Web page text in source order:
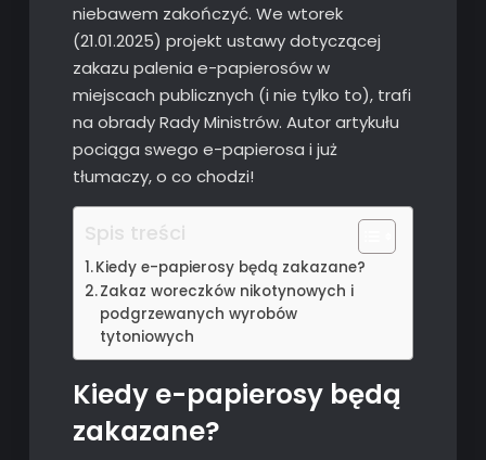
niebawem zakończyć. We wtorek
(21.01.2025) projekt ustawy dotyczącej
zakazu palenia e-papierosów w
miejscach publicznych (i nie tylko to), trafi
na obrady Rady Ministrów. Autor artykułu
pociąga swego e-papierosa i już
tłumaczy, o co chodzi!
Spis treści
Kiedy e-papierosy będą zakazane?
Zakaz woreczków nikotynowych i
podgrzewanych wyrobów
tytoniowych
Kiedy e-papierosy będą
zakazane?